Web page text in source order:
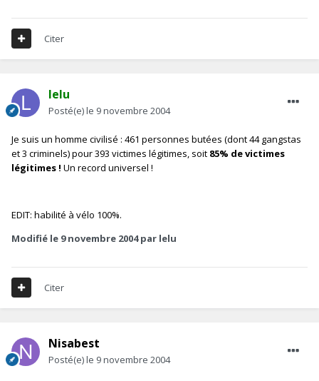
Citer
lelu
Posté(e)le 9 novembre 2004
Je suis un homme civilisé : 461 personnes butées (dont 44 gangstas
et 3 criminels) pour 393 victimes légitimes, soit 85% de victimes
légitimes ! Un record universel !
EDIT: habilité à vélo 100%.
Modifié le 9 novembre 2004par lelu
Citer
Nisabest
Posté(e)le 9 novembre 2004